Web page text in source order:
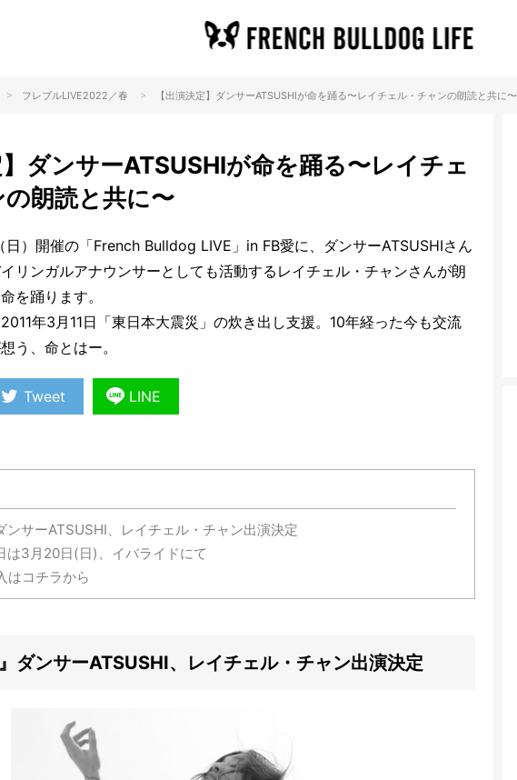
> フレブルLIVE2022／春 > 【出演決定】ダンサーATSUSHIが命を踊る〜レイチェル・チャンの朗読と共に〜
】ダンサーATSUSHIが命を踊る〜レイチェ
朗読と共に〜
）開催の「French Bulldog LIVE」in FB愛に、ダンサーATSUSHIさん
リンガルアナウンサーとしても活動するレイチェル・チャンさんが朗
を踊ります。
年3月11日「東日本大震災」の炊き出し支援。10年経った今も交流
う、命とはー。
Tweet LINE
ンサーATSUSHI、レイチェル・チャン出演決定
は3月20日(日)、イバライドにて
はコチラから
』ダンサーATSUSHI、レイチェル・チャン出演決定